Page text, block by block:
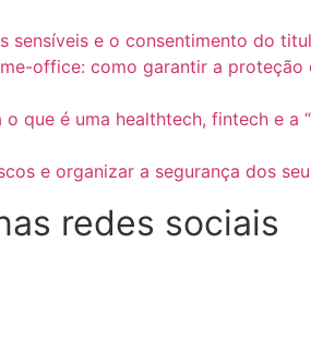
sensíveis e o consentimento do
office: como garantir a proteção
o que é uma healthtech, fintech e a
e organizar a segurança dos
redes sociais